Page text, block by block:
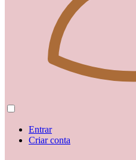
Entrar
Criar conta